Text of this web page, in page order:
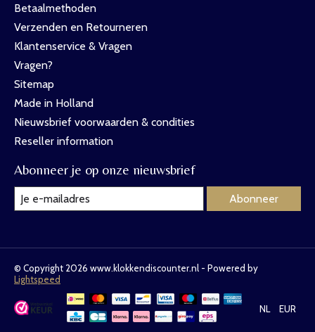
Betaalmethoden
Verzenden en Retourneren
Klantenservice & Vragen
Vragen?
Sitemap
Made in Holland
Nieuwsbrief voorwaarden & condities
Reseller information
Abonneer je op onze nieuwsbrief
Abonneer
© Copyright 2026 www.klokkendiscounter.nl - Powered by
Lightspeed
NL EUR